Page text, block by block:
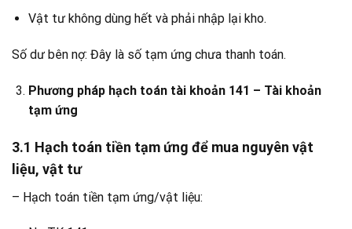
Vật tư không dùng hết và phải nhập lại kho.
Số dư bên nợ: Đây là số tạm ứng chưa thanh toán.
Phương pháp hạch toán tài khoản 141 – Tài khoản
tạm ứng
3.1 Hạch toán tiền tạm ứng để mua nguyên vật
liệu, vật tư
– Hạch toán tiền tạm ứng/vật liệu: